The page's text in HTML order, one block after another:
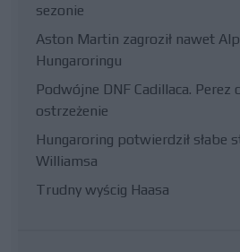
sezonie
Aston Martin zagroził nawet
Hungaroringu
Podwójne DNF Cadillaca. Perez
ostrzeżenie
Hungaroring potwierdził słabe
Williamsa
Trudny wyścig Haasa